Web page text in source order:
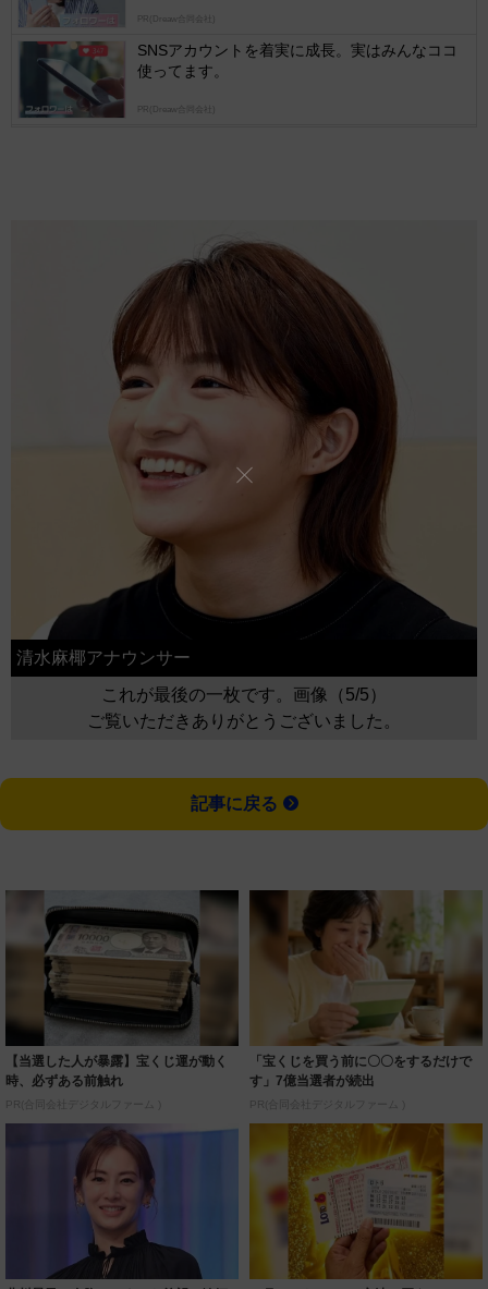
PR(Dreaw合同会社)
SNSアカウントを着実に成長。実はみんなココ
使ってます。
PR(Dreaw合同会社)
清水麻椰アナウンサー
これが最後の一枚です。画像（5/5）
ご覧いただきありがとうございました。
記事に戻る
【当選した人が暴露】宝くじ運が動く
時、必ずある前触れ
PR(合同会社デジタルファーム )
「宝くじを買う前に〇〇をするだけで
す」7億当選者が続出
PR(合同会社デジタルファーム )